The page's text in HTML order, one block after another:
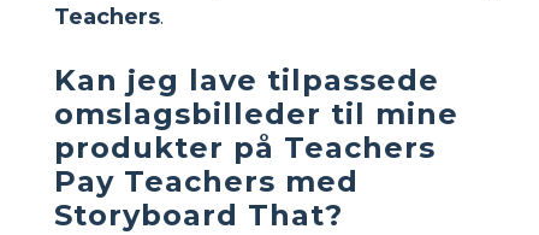
Teachers.
Kan jeg lave tilpassede
omslagsbilleder til mine
produkter på Teachers
Pay Teachers med
Storyboard That?